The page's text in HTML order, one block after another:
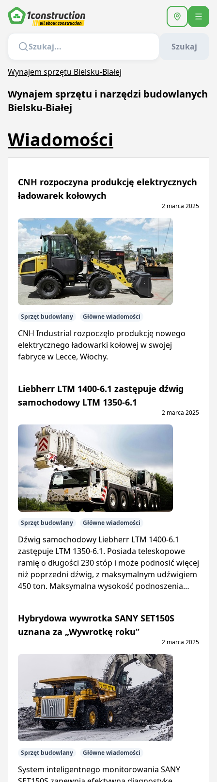
Szukaj
Wynajem sprzętu Bielsku-Białej
Wynajem sprzętu i narzędzi budowlanych
Bielsku-Białej
Wiadomości
CNH rozpoczyna produkcję elektrycznych
ładowarek kołowych
2 marca 2025
Sprzęt budowlany Główne wiadomości
CNH Industrial rozpoczęło produkcję nowego
elektrycznego ładowarki kołowej w swojej
fabryce w Lecce, Włochy.
Liebherr LTM 1400-6.1 zastępuje dźwig
samochodowy LTM 1350-6.1
2 marca 2025
Sprzęt budowlany Główne wiadomości
Dźwig samochodowy Liebherr LTM 1400-6.1
zastępuje LTM 1350-6.1. Posiada teleskopowe
ramię o długości 230 stóp i może podnosić więcej
niż poprzedni dźwig, z maksymalnym udźwigiem
450 ton. Maksymalna wysokość podnoszenia
Hybrydowa wywrotka SANY SET150S
uznana za „Wywrotkę roku”
2 marca 2025
Sprzęt budowlany Główne wiadomości
System inteligentnego monitorowania SANY